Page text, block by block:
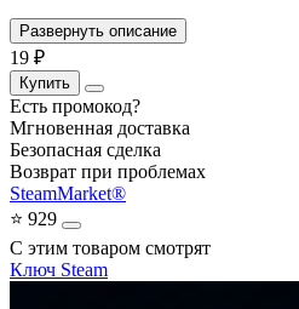
Развернуть описание
19 ₽
Купить
Есть промокод?
Мгновенная доставка
Безопасная сделка
Возврат при проблемах
SteamMarket®
⭐ 929
С этим товаром смотрят
Ключ Steam